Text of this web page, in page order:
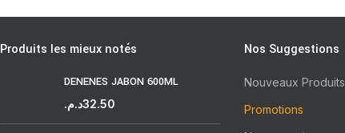
Produits les mieux notés
DENENES JABON 600ML
32.50د.م.
Nos Suggestions
Nouveaux Produits
Promotions